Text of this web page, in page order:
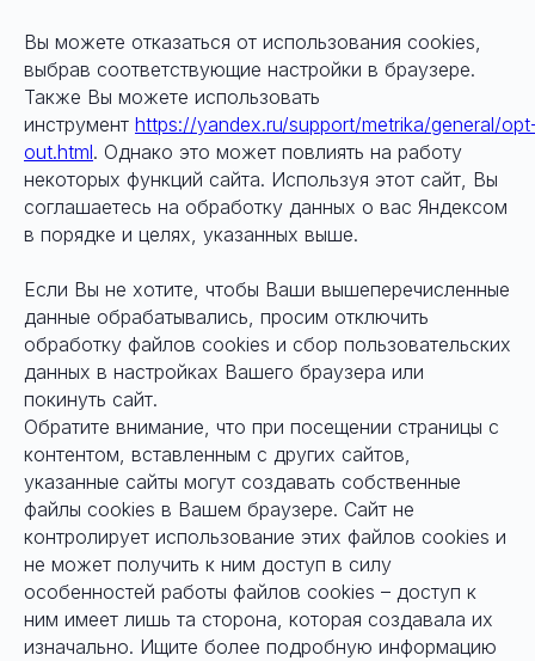
Вы можете отказаться от использования cookies,
выбрав соответствующие настройки в браузере.
Также Вы можете использовать
инструмент https://yandex.ru/support/metrika/general/
out.html. Однако это может повлиять на работу
некоторых функций сайта. Используя этот сайт, Вы
соглашаетесь на обработку данных о вас Яндексом
в порядке и целях, указанных выше.
Если Вы не хотите, чтобы Ваши вышеперечисленные
данные обрабатывались, просим отключить
обработку файлов cookies и сбор пользовательских
данных в настройках Вашего браузера или
покинуть сайт.
Обратите внимание, что при посещении страницы с
контентом, вставленным с других сайтов,
указанные сайты могут создавать собственные
файлы cookies в Вашем браузере. Сайт не
контролирует использование этих файлов cookies и
не может получить к ним доступ в силу
особенностей работы файлов cookies – доступ к
ним имеет лишь та сторона, которая создавала их
изначально. Ищите более подробную информацию